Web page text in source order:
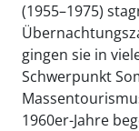
(1955–1975)
gingen sie in
Schwerpunkt
1960er-Jahre